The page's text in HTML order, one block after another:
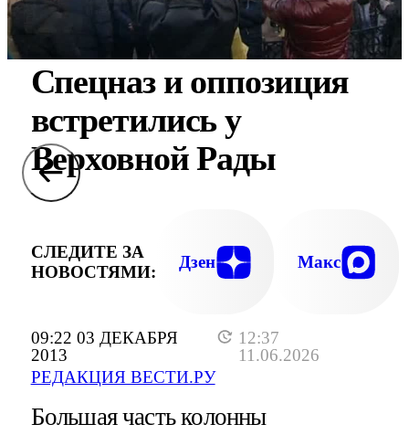
09:22 03 ДЕКАБРЯ
2013
12:37
11.06.2026
РЕДАКЦИЯ ВЕСТИ.РУ
Спецназ и оппозиция
встретились у
Верховной Рады
СЛЕДИТЕ ЗА
НОВОСТЯМИ:
Дзен Макс
Большая часть колонны